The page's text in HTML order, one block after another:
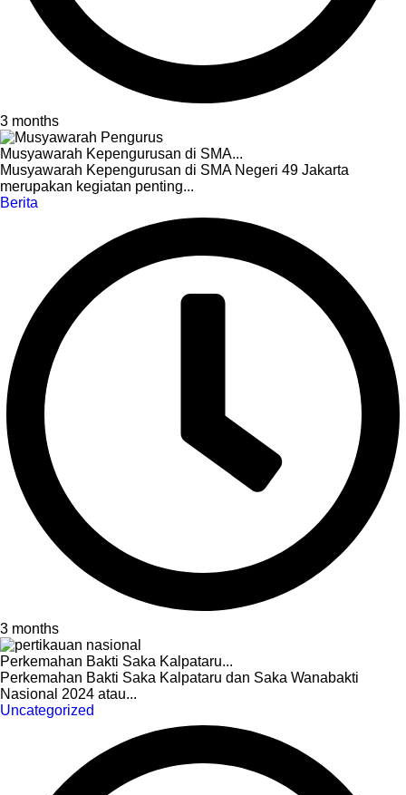
3 months
Musyawarah Kepengurusan di SMA...
Musyawarah Kepengurusan di SMA Negeri 49 Jakarta
merupakan kegiatan penting...
Berita
3 months
Perkemahan Bakti Saka Kalpataru...
Perkemahan Bakti Saka Kalpataru dan Saka Wanabakti
Nasional 2024 atau...
Uncategorized